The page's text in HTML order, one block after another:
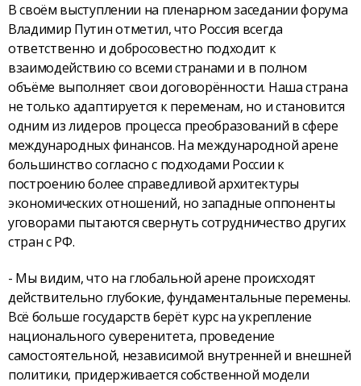
В своём выступлении на пленарном заседании форума
Владимир Путин отметил, что Россия всегда
ответственно и добросовестно подходит к
взаимодействию со всеми странами и в полном
объёме выполняет свои договорённости. Наша страна
не только адаптируется к переменам, но и становится
одним из лидеров процесса преобразований в сфере
международных финансов. На международной арене
большинство согласно с подходами России к
построению более справедливой архитектуры
экономических отношений, но западные оппоненты
уговорами пытаются свернуть сотрудничество других
стран с РФ.
- Мы видим, что на глобальной арене происходят
действительно глубокие, фундаментальные перемены.
Всё больше государств берёт курс на укрепление
национального суверенитета, проведение
самостоятельной, независимой внутренней и внешней
политики, придерживается собственной модели